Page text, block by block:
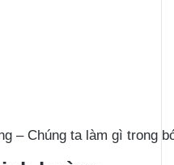
– Chúng ta làm gì trong